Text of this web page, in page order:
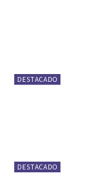
DESTACADO
DESTACADO